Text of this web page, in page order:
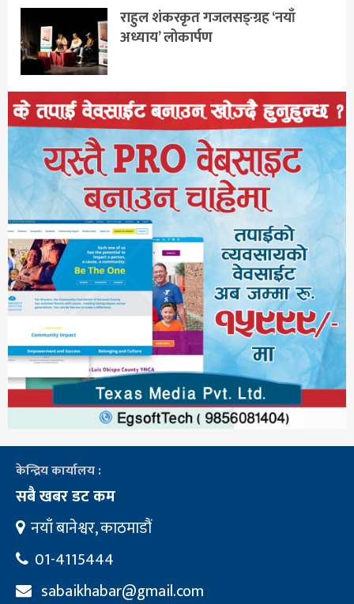
राहुल शंकरकृत गजलसङ्ग्रह ‘नयाँ
अध्याय’ लोकार्पण
केन्द्रिय कार्यालय :
सबै खबर डट कम
नयाँ बानेश्वर, काठमाडौं
01-4115444
sabaikhabar@gmail.com